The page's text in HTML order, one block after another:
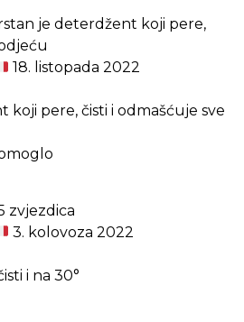
je deterdžent koji pere,
18. listopada 2022
koji pere, čisti i odmašćuje sve
zvjezdica
3. kolovoza 2022
i na 30°